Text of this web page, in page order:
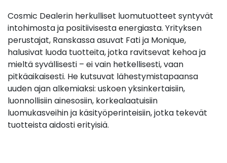
Cosmic Dealerin herkulliset luomutuotteet syntyvät
intohimosta ja positiivisesta energiasta. Yrityksen
perustajat, Ranskassa asuvat Fati ja Monique,
halusivat luoda tuotteita, jotka ravitsevat kehoa ja
mieltä syvällisesti – ei vain hetkellisesti, vaan
pitkäaikaisesti. He kutsuvat lähestymistapaansa
uuden ajan alkemiaksi: uskoen yksinkertaisiin,
luonnollisiin ainesosiin, korkealaatuisiin
luomukasveihin ja käsityöperinteisiin, jotka tekevät
tuotteista aidosti erityisiä.